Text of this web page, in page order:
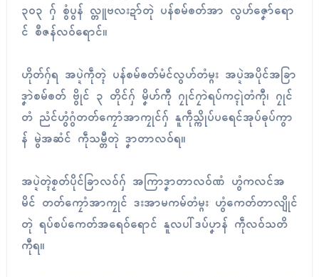
၃၀၃ ဂှ် စွံပွန် လ္တူဗလးဍာ်တုဲ ပန်စမ်ၜတ်အာ လွဟ်ဇၞော်ရော
ၚ် စဳဇန်လဝ်ရောၚ်။
ဟိုတ်ဂှ်ရ အပ္ဍဲကဵုတ္ၚဲ ပန်စမ်ၜတ်မံၚ်လွဟ်တံမ္ဂး အပ္ဍဲအပိုၚ်အခြာ
ဒၞာဲစမ်ၜတ် ဗွိုၚ် ၃ တိုၚ်ဂှ် မၞိဟ်ကီု ဂၠုၚ်ဂၠာဲရပ်ကင္ၚုဲတံကီု၊ ဂၠုၚ်
တံ ညံၚ်ဟွံဂွံတတ်ကၠောံအာကၠုၚ်ဂှ် နူကဵုသ္ကိုပ်ပရေၚ်အုပ်ဓုပ်ကွာ
န် မွဲအဆံၚ် ကဵုသမ္တီတုဲ ဒၞာတာလဝ်ရ။
အပ္ဍဲတ္ၚဲစၟတ်ပိုၚ်ခြာလဝ်ဂှ် အကြာဒၞာတာလဝ်ဏံ ဟွံကလၚ်အ
မိၚ် တတ်ကၠောံအာကၠုၚ် ဒးအာမကမ်တံမ္ဂး ဟွံကေတ်တာလျိုၚ်
တုဲ ရပ်စပ်ကေတ်အရေဝ်ရောၚ် နူလပါ်ဒပ်ပၞာန် ကဵုလဝ်သတိ
ကီုရ။